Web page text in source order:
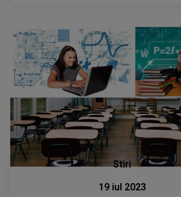
Stiri
19 iul 2023